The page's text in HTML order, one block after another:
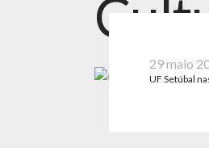
29 maio
UF Setúbal